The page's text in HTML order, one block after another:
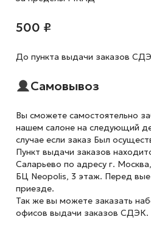
500 ₽
До пункта выдачи заказов
Самовывоз
Вы сможете самостоятельно
нашем салоне на следующий
случае если заказ Был
Пункт выдачи заказов
Саларьево по адресу г.
БЦ Neopolis, 3 этаж. Перед
приезде.
Так же вы можете заказать
офисов выдачи заказов СДЭК.